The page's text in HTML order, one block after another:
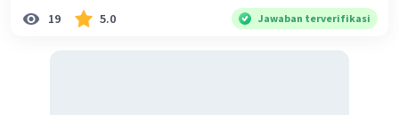
19 5.0 Jawaban terverifikasi